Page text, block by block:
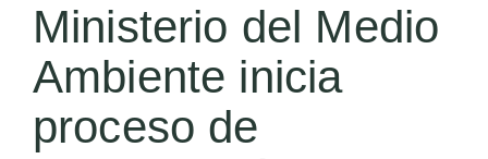
Ministerio del Medio
Ambiente inicia
proceso de